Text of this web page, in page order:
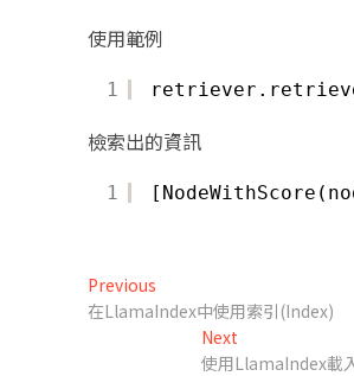
使用範例
1
檢索出的資訊
1
文
章
Previous
post:
在LlamaIndex中使用索引(Index)
Next
post:
使用LlamaIndex載